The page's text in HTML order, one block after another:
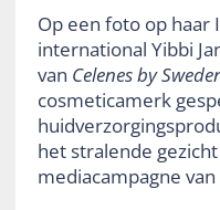
Op een foto op haar
international Yibbi
van Celenes by
cosmeticamerk
het stralende
mediacampagne